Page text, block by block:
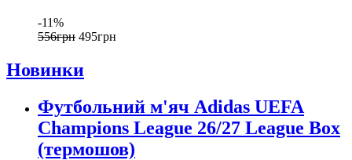
-11%
556грн 495грн
Новинки
Футбольний м'яч Adidas UEFA
Champions League 26/27 League Box
(термошов)